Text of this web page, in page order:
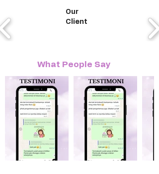
Our
Client
What People Say